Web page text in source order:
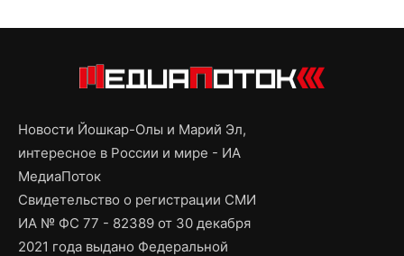
Новости Йошкар-Олы и Марий Эл,
интересное в России и мире - ИА
МедиаПоток
Свидетельство о регистрации СМИ
ИА № ФС 77 - 82389 от 30 декабря
2021 года выдано Федеральной